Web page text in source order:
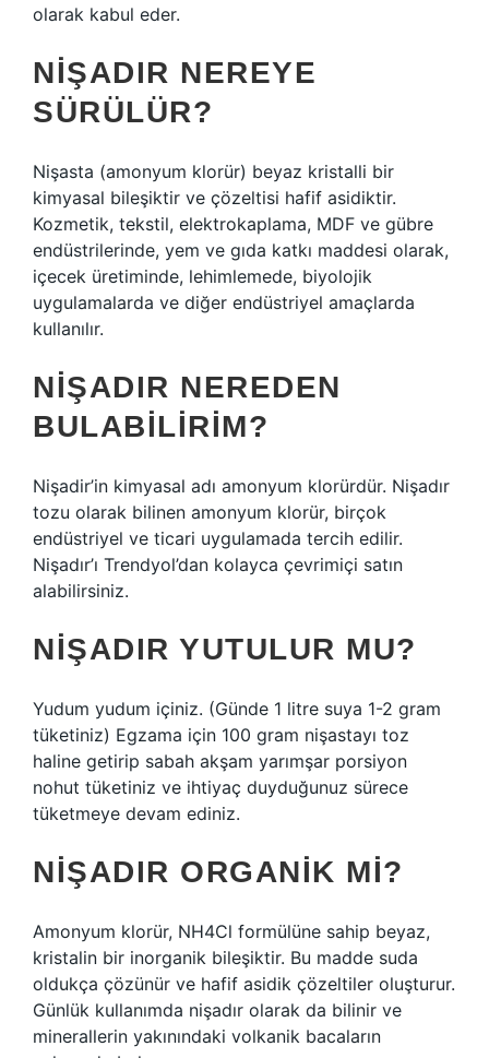
olarak kabul eder.
NIŞADIR NEREYE
SÜRÜLÜR?
Nişasta (amonyum klorür) beyaz kristalli bir
kimyasal bileşiktir ve çözeltisi hafif asidiktir.
Kozmetik, tekstil, elektrokaplama, MDF ve gübre
endüstrilerinde, yem ve gıda katkı maddesi olarak,
içecek üretiminde, lehimlemede, biyolojik
uygulamalarda ve diğer endüstriyel amaçlarda
kullanılır.
NIŞADIR NEREDEN
BULABILIRIM?
Nişadir’in kimyasal adı amonyum klorürdür. Nişadır
tozu olarak bilinen amonyum klorür, birçok
endüstriyel ve ticari uygulamada tercih edilir.
Nişadır’ı Trendyol’dan kolayca çevrimiçi satın
alabilirsiniz.
NIŞADIR YUTULUR MU?
Yudum yudum içiniz. (Günde 1 litre suya 1-2 gram
tüketiniz) Egzama için 100 gram nişastayı toz
haline getirip sabah akşam yarımşar porsiyon
nohut tüketiniz ve ihtiyaç duyduğunuz sürece
tüketmeye devam ediniz.
NIŞADIR ORGANIK MI?
Amonyum klorür, NH4Cl formülüne sahip beyaz,
kristalin bir inorganik bileşiktir. Bu madde suda
oldukça çözünür ve hafif asidik çözeltiler oluşturur.
Günlük kullanımda nişadır olarak da bilinir ve
minerallerin yakınındaki volkanik bacaların